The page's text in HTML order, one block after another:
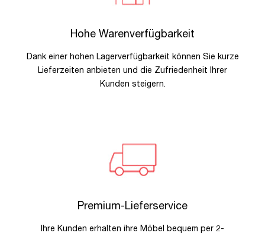
Hohe Warenverfügbarkeit
Dank einer hohen Lagerverfügbarkeit können Sie kurze
Lieferzeiten anbieten und die Zufriedenheit Ihrer
Kunden steigern.
Premium-Lieferservice
Ihre Kunden erhalten ihre Möbel bequem per 2-